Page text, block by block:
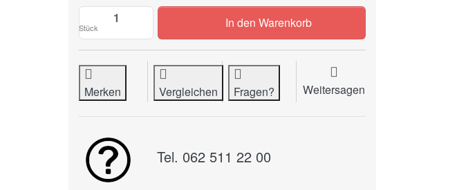
Stück
Seitentische / Zusatztische (4815,4850,4860,5255,6655) zu
In den Warenkorb
Merken Vergleichen Fragen? Weitersagen
Tel. 062 511 22 00